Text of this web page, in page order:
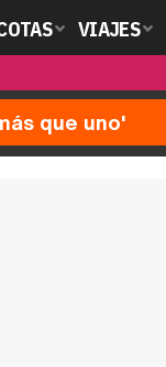
VIAJES
que uno'